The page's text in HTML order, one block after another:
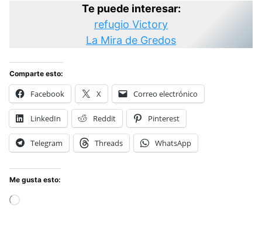
Te puede interesar:
refugio Victory
La Mira de Gredos
Comparte esto:
Facebook X Correo electrónico
LinkedIn Reddit Pinterest
Telegram Threads WhatsApp
Me gusta esto: